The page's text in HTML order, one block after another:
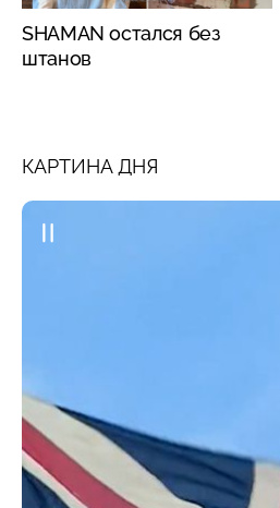
SHAMAN остался без
штанов
КАРТИНА ДНЯ